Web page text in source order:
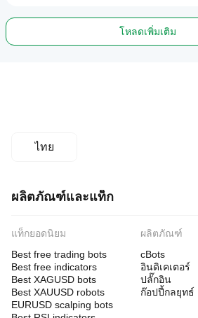
โหลดเพิ่มเติม
ไทย
ผลิตภัณฑ์และแท็ก
แท็กยอดนิยม
Best free trading bots
Best free indicators
Best XAGUSD bots
Best XAUUSD robots
EURUSD scalping bots
ผลิตภัณฑ์
cBots
อินดิเคเตอร์
ปลั๊กอิน
ก๊อปปี้กลยุทธ์